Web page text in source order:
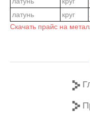
латунь
круг
Скачать прайс на